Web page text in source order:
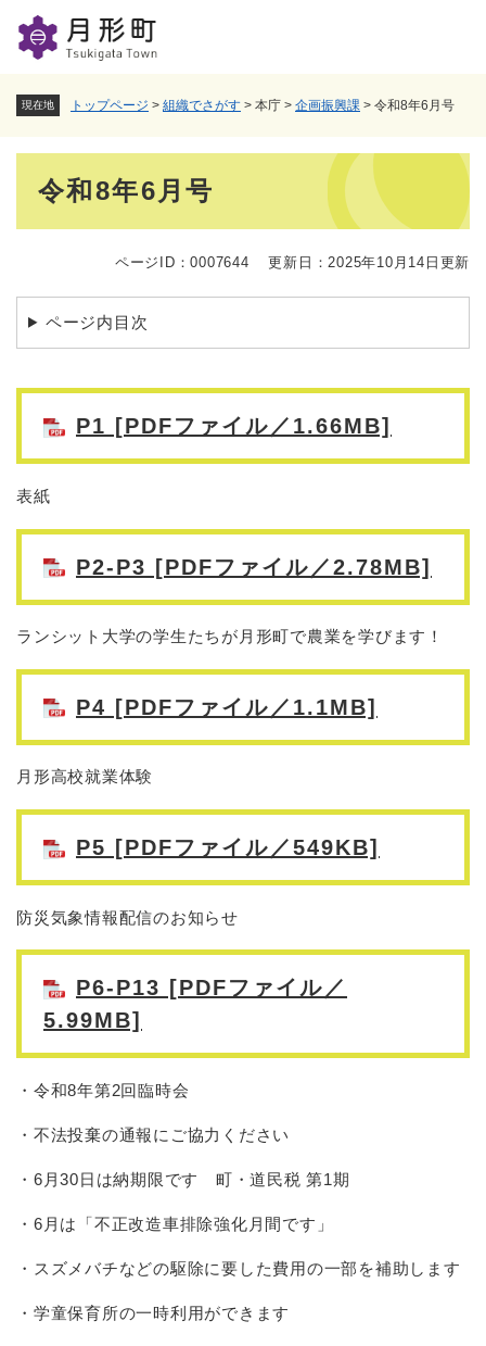
現在地 トップページ > 組織でさがす > 本庁 > 企画振興課 > 令和8年6月号
令和8年6月号
ページID：0007644 更新日：2025年10月14日更新
ページ内目次
P1 [PDFファイル／1.66MB]
表紙
P2-P3 [PDFファイル／2.78MB]
ランシット大学の学生たちが月形町で農業を学びます！
P4 [PDFファイル／1.1MB]
月形高校就業体験
P5 [PDFファイル／549KB]
防災気象情報配信のお知らせ
P6-P13 [PDFファイル／
5.99MB]
・令和8年第2回臨時会
・不法投棄の通報にご協力ください
・6月30日は納期限です 町・道民税 第1期
・6月は「不正改造車排除強化月間です」
・スズメバチなどの駆除に要した費用の一部を補助します
・学童保育所の一時利用ができます